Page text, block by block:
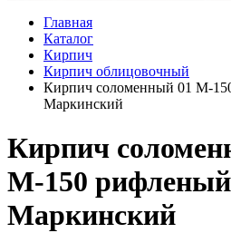
Главная
Каталог
Кирпич
Кирпич облицовочный
Кирпич соломенный 01 М-
Маркинский
Кирпич
М-150 рифленый
Маркинский